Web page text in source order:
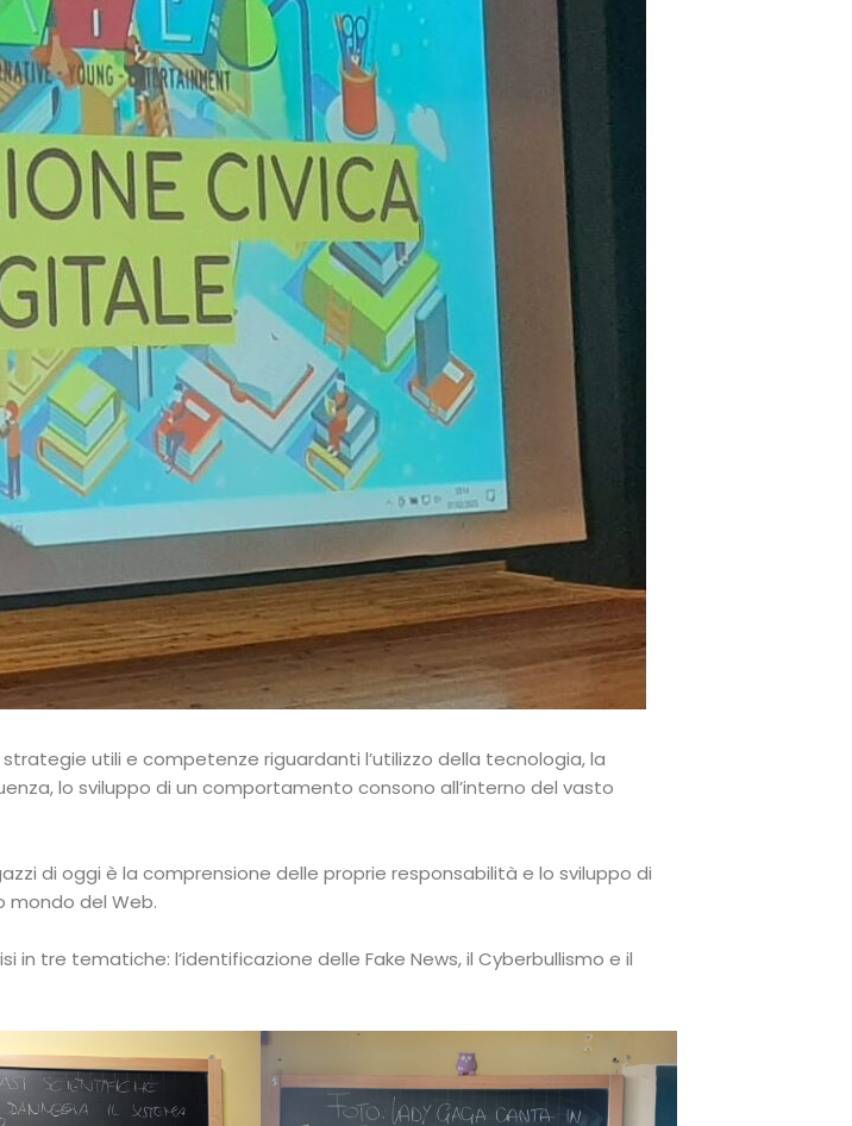
utili e competenze riguardanti l’utilizzo della tecnologia, la
lo sviluppo di un comportamento consono all’interno del vasto
di oggi è la comprensione delle proprie responsabilità e lo sviluppo di
mondo del Web.
tre tematiche: l’identificazione delle Fake News, il Cyberbullismo e il